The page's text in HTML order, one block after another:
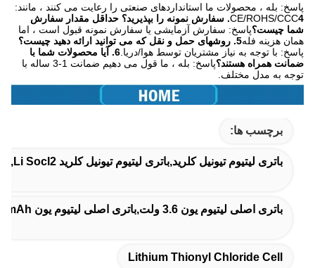
پاسخ: بله ، محصولات ما استانداردهای صنعتی را رعایت می کنند ، مانند:
CE/ROHS/CCC4. سفارش نمونه را بپذیرید؟ حداقل مقدار سفارش
شما چیست؟پاسخ: سفارش آزمایشی یا سفارش نمونه قبول است ، اما
همان هزینه فله5. روشهای حمل و نقل که می توانید ارائه دهید چیست؟
پاسخ: با توجه به نیاز مشتریان توسط هوا/دریا.
6. آیا محصولات شما با
ضمانت همراه هستند؟
پاسخ: بله ، ما قول می دهیم ضمانت 1-3 ساله با
توجه به مدل مختلف.
برچسب ها:
باتری لیتیوم تیونیل کلرید,باتری لیتیوم تیونیل کلرید Li Socl2,سلول لیتیوم تیونیل کلرید
باتری اصلی لیتیوم یون 3.6 ولت,باتری اصلی لیتیوم یون 14500mAh,باتری لیتیوم یون با ظرفیت بالا
Lithium Thionyl Chloride Cell